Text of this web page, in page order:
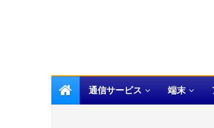
通信サービス 端末